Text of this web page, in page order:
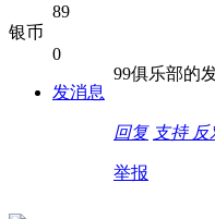
89
银币
0
发消息
99俱乐部的
回复 支持 反
举报